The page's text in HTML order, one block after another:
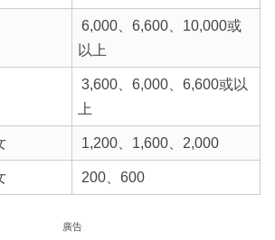
6,000、6,600、10,000或
以上
3,600、6,000、6,600或以
上
1,200、1,600、2,000
200、600
廣告